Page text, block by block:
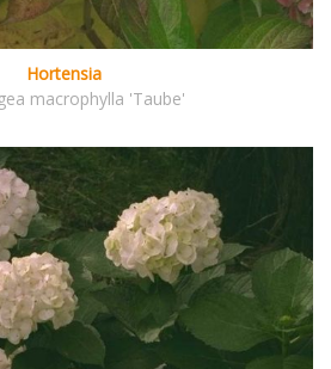
Hortensia
macrophylla 'Taube'